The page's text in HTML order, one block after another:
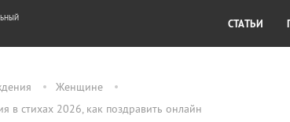
Женщине
стихах 2026, как поздравить онлайн
ДЕНЬГИ СТАТЬИ